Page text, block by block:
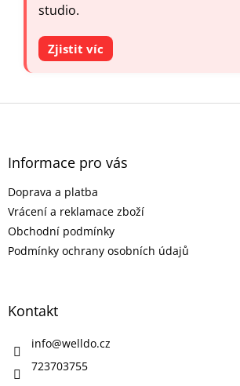
studio.
Zjistit víc
Z
Informace pro vás
Doprava a platba
Vrácení a reklamace zboží
Obchodní podmínky
Podmínky ochrany osobních údajů
Kontakt
info@welldo.cz
723703755